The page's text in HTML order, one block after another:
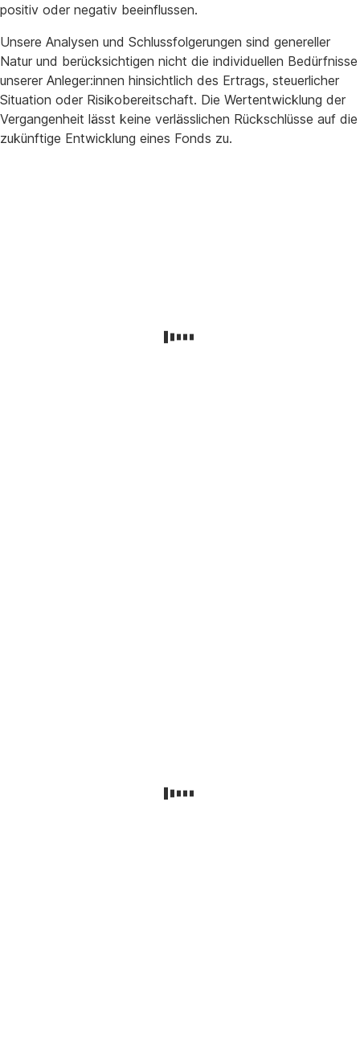
positiv oder negativ beeinflussen.
Unsere Analysen und Schlussfolgerungen sind genereller
Natur und berücksichtigen nicht die individuellen Bedürfnisse
unserer Anleger:innen hinsichtlich des Ertrags, steuerlicher
Situation oder Risikobereitschaft. Die Wertentwicklung der
Vergangenheit lässt keine verlässlichen Rückschlüsse auf die
zukünftige Entwicklung eines Fonds zu.